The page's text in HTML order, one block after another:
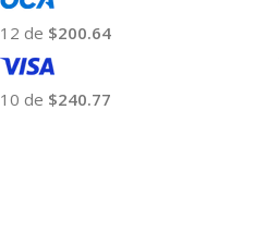
12 de $200.64
10 de $240.77